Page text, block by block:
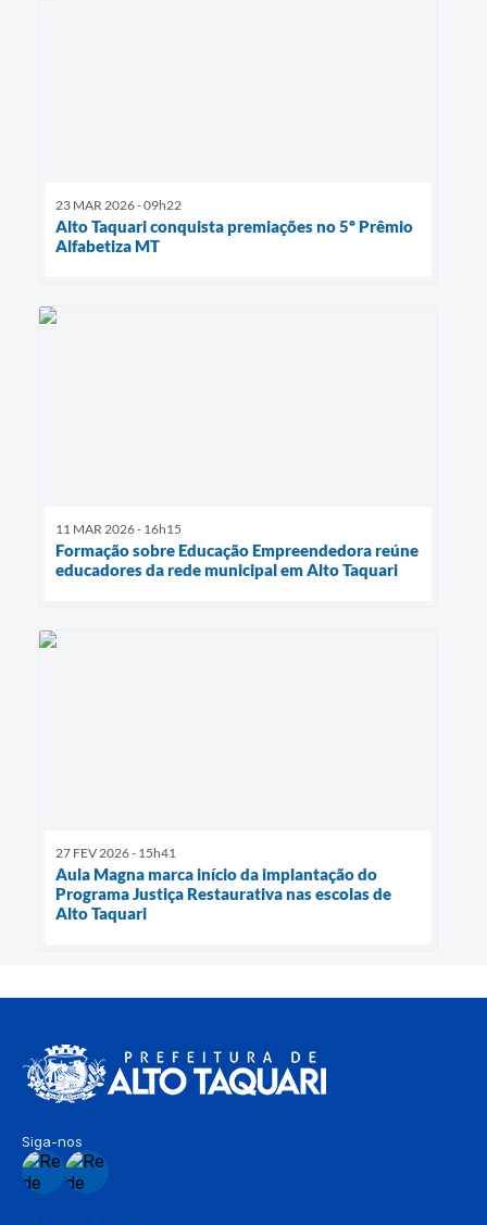
23 MAR 2026 - 09h22
Alto Taquari conquista premiações no 5º Prêmio
Alfabetiza MT
11 MAR 2026 - 16h15
Formação sobre Educação Empreendedora reúne
educadores da rede municipal em Alto Taquari
27 FEV 2026 - 15h41
Aula Magna marca início da implantação do
Programa Justiça Restaurativa nas escolas de
Alto Taquari
Siga-nos